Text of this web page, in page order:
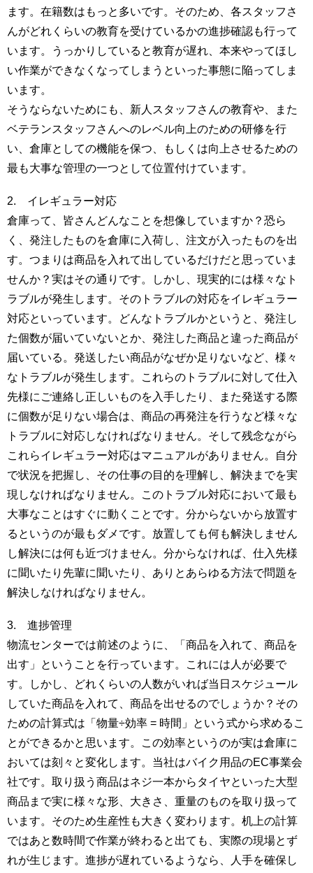
ます。在籍数はもっと多いです。そのため、各スタッフさ
んがどれくらいの教育を受けているかの進捗確認も行って
います。うっかりしていると教育が遅れ、本来やってほし
い作業ができなくなってしまうといった事態に陥ってしま
います。
そうならないためにも、新人スタッフさんの教育や、また
ベテランスタッフさんへのレベル向上のための研修を行
い、倉庫としての機能を保つ、もしくは向上させるための
最も大事な管理の一つとして位置付けています。
2. イレギュラー対応
倉庫って、皆さんどんなことを想像していますか？恐ら
く、発注したものを倉庫に入荷し、注文が入ったものを出
す。つまりは商品を入れて出しているだけだと思っていま
せんか？実はその通りです。しかし、現実的には様々なト
ラブルが発生します。そのトラブルの対応をイレギュラー
対応といっています。どんなトラブルかというと、発注し
た個数が届いていないとか、発注した商品と違った商品が
届いている。発送したい商品がなぜか足りないなど、様々
なトラブルが発生します。これらのトラブルに対して仕入
先様にご連絡し正しいものを入手したり、また発送する際
に個数が足りない場合は、商品の再発注を行うなど様々な
トラブルに対応しなければなりません。そして残念ながら
これらイレギュラー対応はマニュアルがありません。自分
で状況を把握し、その仕事の目的を理解し、解決までを実
現しなければなりません。このトラブル対応において最も
大事なことはすぐに動くことです。分からないから放置す
るというのが最もダメです。放置しても何も解決しません
し解決には何も近づけません。分からなければ、仕入先様
に聞いたり先輩に聞いたり、ありとあらゆる方法で問題を
解決しなければなりません。
3. 進捗管理
物流センターでは前述のように、「商品を入れて、商品を
出す」ということを行っています。これには人が必要で
す。しかし、どれくらいの人数がいれば当日スケジュール
していた商品を入れて、商品を出せるのでしょうか？その
ための計算式は「物量÷効率 = 時間」という式から求めるこ
とができるかと思います。この効率というのが実は倉庫に
おいては刻々と変化します。当社はバイク用品のEC事業会
社です。取り扱う商品はネジ一本からタイヤといった大型
商品まで実に様々な形、大きさ、重量のものを取り扱って
います。そのため生産性も大きく変わります。机上の計算
ではあと数時間で作業が終わると出ても、実際の現場とず
れが生じます。進捗が遅れているようなら、人手を確保し